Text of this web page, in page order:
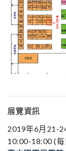
展覽資訊
2019年6月21-
10:00-18:00 (每